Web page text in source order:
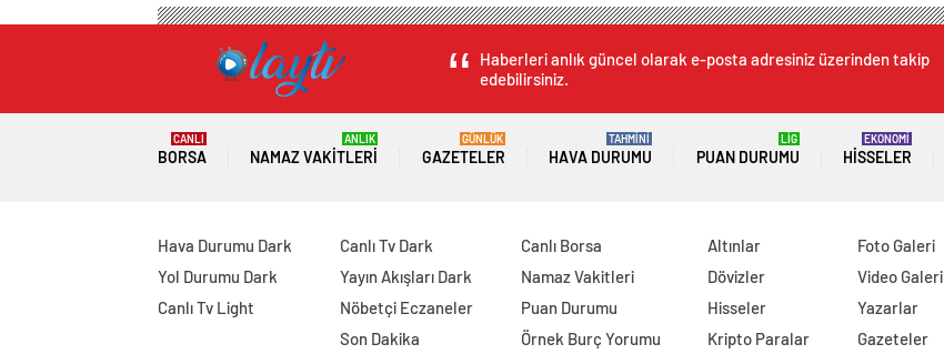
Haberleri anlık güncel olarak e-posta adresiniz üzerinden takip
edebilirsiniz.
BORSA
CANLI
NAMAZ VAKITLERI
ANLIK
GAZETELER
GÜNLÜK
HAVA DURUMU
TAHMİNİ
PUAN DURUMU
LİG
HISSELER
EKONOMİ
Hava Durumu Dark
Yol Durumu Dark
Canlı Tv Light
Canlı Tv Dark
Yayın Akışları Dark
Nöbetçi Eczaneler
Son Dakika
Canlı Borsa
Namaz Vakitleri
Puan Durumu
Örnek Burç Yorumu
Altınlar
Dövizler
Hisseler
Kripto Paralar
Foto Galeri
Video Galeri
Yazarlar
Gazeteler